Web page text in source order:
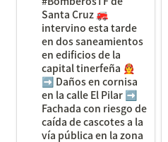
con riesgo de caída de
cascotes a la vía pública
en la zona del Parque
Bulevar
https://t.co/GIBHVTg8w9"
/ Twitter
Santa Cruz 🚒
intervino esta tarde
en dos saneamientos
en edificios de la
capital tinerfeña 👨‍🚒
➡️ Daños en cornisa
en la calle El Pilar ➡️
Fachada con riesgo de
caída de cascotes a la
vía pública en la zona